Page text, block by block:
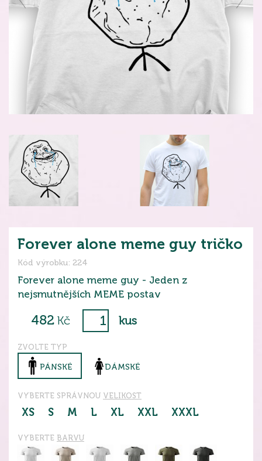
Forever alone meme guy tričko
Kód výrobku: 224
Forever alone meme guy - Jeden z
nejsmutnějších MEME postav
482 Kč kus
ZVOLTE TYP
PÁNSKÉ DÁMSKÉ
VYBERTE SPRÁVNOU VELIKOST
XS S M L XL XXL XXXL
VYBERTE BARVU